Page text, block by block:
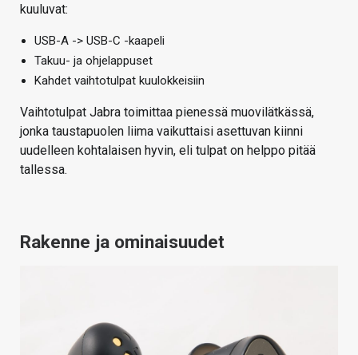
kuuluvat:
USB-A -> USB-C -kaapeli
Takuu- ja ohjelappuset
Kahdet vaihtotulpat kuulokkeisiin
Vaihtotulpat Jabra toimittaa pienessä muovilätkässä,
jonka taustapuolen liima vaikuttaisi asettuvan kiinni
uudelleen kohtalaisen hyvin, eli tulpat on helppo pitää
tallessa.
Rakenne ja ominaisuudet